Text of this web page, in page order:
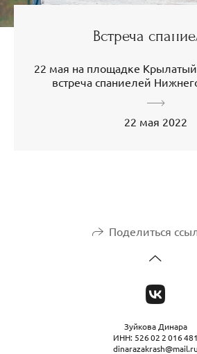
Встреча
22 мая на площадке Крылатый
встреча спаниелей
22 мая 2022
Поделиться
Зуйкова Динара
ИНН: 526 02 2 016 481
dinarazakrash@mail.ru